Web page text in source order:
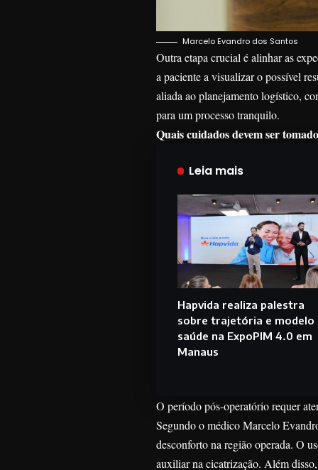
Marcelo Evandro dos Santos
Outra etapa crucial é alinhar as
a paciente a visualizar o possível
aliada ao planejamento logístico,
para um processo tranquilo.
Quais cuidados devem ser
Leia mais
Hapvida realiza palestra
sobre trajetória e modelo
saúde na ExpoPIM 4.0 em
Manaus
O período pós-operatório requer
Segundo o médico Marcelo
desconforto na região operada. O
auxiliar na cicatrização. Além